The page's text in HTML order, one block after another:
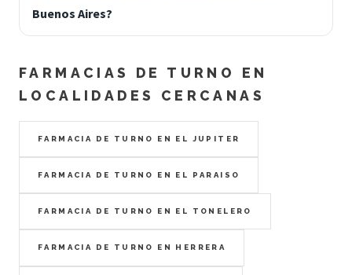
Buenos Aires?
FARMACIAS DE TURNO EN
LOCALIDADES CERCANAS
FARMACIA DE TURNO EN EL JUPITER
FARMACIA DE TURNO EN EL PARAISO
FARMACIA DE TURNO EN EL TONELERO
FARMACIA DE TURNO EN HERRERA